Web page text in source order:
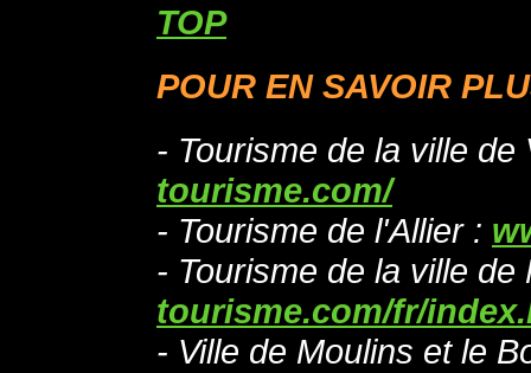
TOP
POUR EN SAVOIR
- Tourisme de la ville
tourisme.com/
- Tourisme de l'Allier :
- Tourisme de la ville
tourisme.com/fr/
- Ville de Moulins et le